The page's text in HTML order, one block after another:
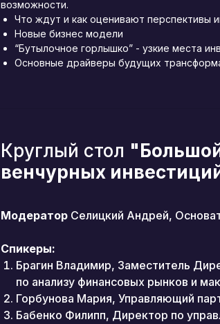
возможности.
Что ждут и как оценивают перспективы
Новые бизнес модели
“Бутылочное горлышко” - узкие места
Основные драйверы будущих
Круглый стол
венчурных
Модератор Селицкий Андрей,
Спикеры:
Брагин Владимир, Заместитель
по анализу финансовых рынков и
Горбунова Мария, Управляющий
Бабенко Филипп, Директор по